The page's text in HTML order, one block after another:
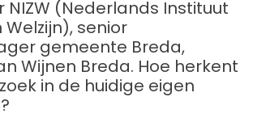
(Nederlands Instituut
senior
gemeente Breda,
Wijnen Breda. Hoe herkent
in de huidige eigen